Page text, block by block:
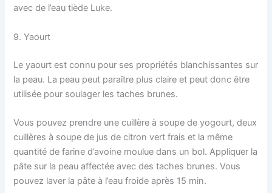
avec de l’eau tiède Luke.
9. Yaourt
Le yaourt est connu pour ses propriétés blanchissantes sur
la peau. La peau peut paraître plus claire et peut donc être
utilisée pour soulager les taches brunes.
Vous pouvez prendre une cuillère à soupe de yogourt, deux
cuillères à soupe de jus de citron vert frais et la même
quantité de farine d’avoine moulue dans un bol. Appliquer la
pâte sur la peau affectée avec des taches brunes. Vous
pouvez laver la pâte à l’eau froide après 15 min.